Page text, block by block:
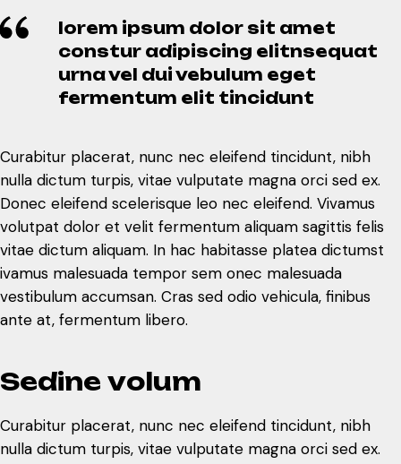
lorem ipsum dolor sit amet
constur adipiscing elitnsequat
urna vel dui vebulum eget
fermentum elit tincidunt
Curabitur placerat, nunc nec eleifend tincidunt, nibh
nulla dictum turpis, vitae vulputate magna orci sed ex.
Donec eleifend scelerisque leo nec eleifend. Vivamus
volutpat dolor et velit fermentum aliquam sagittis felis
vitae dictum aliquam. In hac habitasse platea dictumst
ivamus malesuada tempor sem onec malesuada
vestibulum accumsan. Cras sed odio vehicula, finibus
ante at, fermentum libero.
Sedine volum
Curabitur placerat, nunc nec eleifend tincidunt, nibh
nulla dictum turpis, vitae vulputate magna orci sed ex.